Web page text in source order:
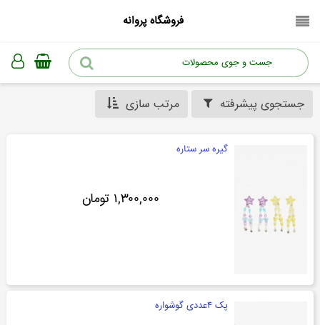
فروشگاه پروانه
جستجوی پیشرفته مرتب سازی
گیره سر ستاره
۱,۳۰۰,۰۰۰ تومان
پک ۴عددی گوشواره